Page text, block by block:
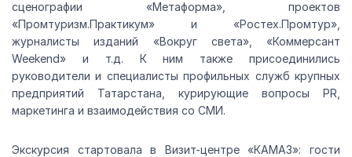
сценографии «Метаформа», проектов
«Промтуризм.Практикум» и «Ростех.Промтур»,
журналисты изданий «Вокруг света», «Коммерсант
Weekend» и т.д. К ним также присоединились
руководители и специалисты профильных служб крупных
предприятий Татарстана, курирующие вопросы PR,
маркетинга и взаимодействия со СМИ.
Экскурсия стартовала в Визит-центре «КАМАЗ»: гости